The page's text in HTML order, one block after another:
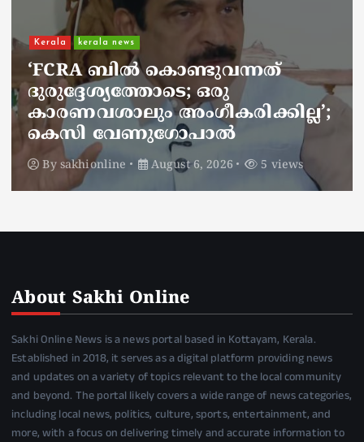
Kerala kerala news
ചാലിശേരിയില്‍ സര്‍ക്കാര്‍
ജനകീയ ആരോഗ്യകേന്ദ്രത്തില്‍
നഴ്സിന് അണലിയുടെ കടിയേറ്റു;
അണലിയുടെ കടിയേറ്റത്
ഡ്യൂട്ടിക്കിടെ
Bysakhionline August 6, 2026 5 views
About Sakhi Online
Sakhi Online News is a news portal based in Kottayam, Kerala.
Established in 2018, it serves as a digital platform providing news
and updates on a variety of topics relevant to the local community
and beyond. The portal likely covers a wide range of news categories,
including local news, politics, culture, sports, entertainment, and
more, with a focus on delivering timely and accurate information to